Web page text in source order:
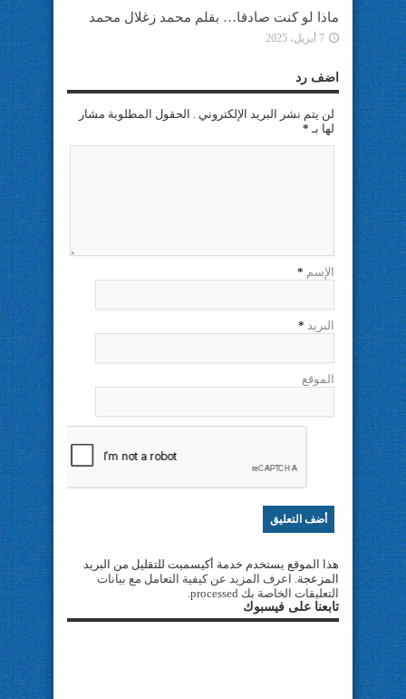
ماذا لو كنت صادقا… بقلم محمد زغلال محمد
7 أبريل، 2025
اضف رد
لن يتم نشر البريد الإلكتروني . الحقول المطلوبة مشار
لها بـ *
الإسم *
البريد *
الموقع
هذا الموقع يستخدم خدمة أكيسميت للتقليل من البريد
المزعجة. اعرف المزيد عن كيفية التعامل مع بيانات
التعليقات الخاصة بك processed
.
تابعنا على فيسبوك